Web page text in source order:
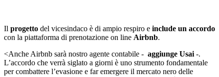
Il progetto del vicesindaco è di ampio respiro e include un accordo
con la piattaforma di prenotazione on line Airbnb.
<Anche Airbnb sarà nostro agente contabile - aggiunge Usai -.
L’accordo che verrà siglato a giorni è uno strumento fondamentale
per combattere l’evasione e far emergere il mercato nero delle